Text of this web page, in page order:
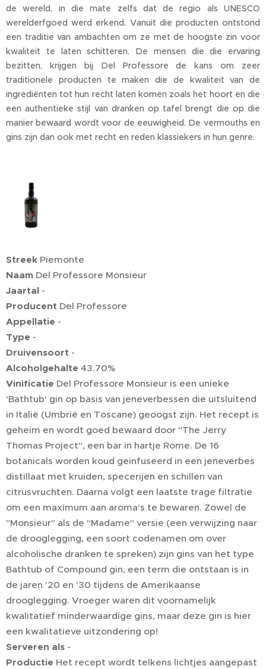
de wereld, in die mate zelfs dat de regio als UNESCO
werelderfgoed werd erkend. Vanuit die producten ontstond
een traditie van ambachten om ze met de hoogste zin voor
kwaliteit te laten schitteren. De mensen die die ervaring
bezitten, krijgen bij Del Professore de kans om zeer
traditionele producten te maken die de kwaliteit van de
ingrediënten tot hun recht laten komen zoals het hoort en die
een authentieke stijl van dranken op tafel brengt die op die
manier bewaard wordt voor de eeuwigheid. De vermouths en
gins zijn dan ook met recht en reden klassiekers in hun genre.
Streek Piemonte
Naam Del Professore Monsieur
Jaartal -
Producent Del Professore
Appellatie -
Type -
Druivensoort -
Alcoholgehalte 43.70%
Vinificatie Del Professore Monsieur is een unieke
'Bathtub' gin op basis van jeneverbessen die uitsluitend
in Italië (Umbrië en Toscane) geoogst zijn. Het recept is
geheim en wordt goed bewaard door "The Jerry
Thomas Project", een bar in hartje Rome. De 16
botanicals worden koud geinfuseerd in een jeneverbes
distillaat met kruiden, specerijen en schillen van
citrusvruchten. Daarna volgt een laatste trage filtratie
om een maximum aan aroma's te bewaren. Zowel de
"Monsieur" als de "Madame" versie (een verwijzing naar
de drooglegging, een soort codenamen om over
alcoholische dranken te spreken) zijn gins van het type
Bathtub of Compound gin, een term die ontstaan is in
de jaren '20 en '30 tijdens de Amerikaanse
drooglegging. Vroeger waren dit voornamelijk
kwalitatief minderwaardige gins, maar deze gin is hier
een kwalitatieve uitzondering op!
Serveren als -
Productie Het recept wordt telkens lichtjes aangepast